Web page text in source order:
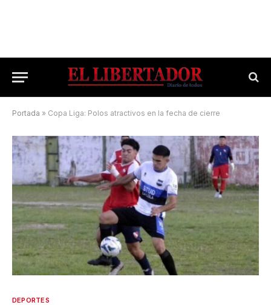
Portada » Copa Liga: Polos atractivos en la fecha de cierre
DEPORTES